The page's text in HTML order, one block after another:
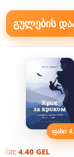
გულების
ფასი:
4.40 GEL